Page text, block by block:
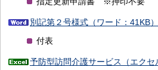
別記第２号様式（ワード：41KB）
付表
予防型訪問介護サービス（エクセ